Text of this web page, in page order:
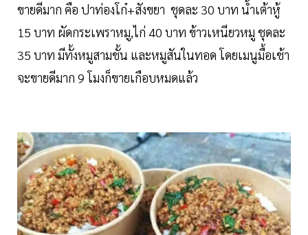
ขายดีมาก คือ ปาท่องโก๋+สังขยา ชุดละ 30 บาท น้ำเต้าหู้
15 บาท ผัดกระเพราหมู,ไก่ 40 บาท ข้าวเหนียวหมู ชุดละ
35 บาท มีทั้งหมูสามชั้น และหมูสันในทอด โดยเมนูมื้อเช้า
จะขายดีมาก 9 โมงก็ขายเกือบหมดแล้ว